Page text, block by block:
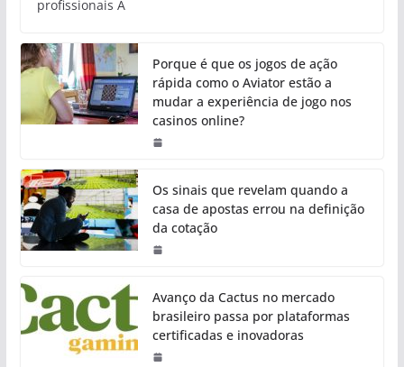
profissionais A
Porque é que os jogos de ação
rápida como o Aviator estão a
mudar a experiência de jogo nos
casinos online?
Os sinais que revelam quando a
casa de apostas errou na definição
da cotação
Avanço da Cactus no mercado
brasileiro passa por plataformas
certificadas e inovadoras